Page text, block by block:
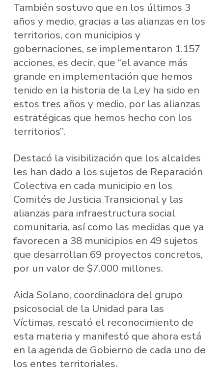
También sostuvo que en los últimos 3
años y medio, gracias a las alianzas en los
territorios, con municipios y
gobernaciones, se implementaron 1.157
acciones, es decir, que “el avance más
grande en implementación que hemos
tenido en la historia de la Ley ha sido en
estos tres años y medio, por las alianzas
estratégicas que hemos hecho con los
territorios”.
Destacó la visibilización que los alcaldes
les han dado a los sujetos de Reparación
Colectiva en cada municipio en los
Comités de Justicia Transicional y las
alianzas para infraestructura social
comunitaria, así como las medidas que ya
favorecen a 38 municipios en 49 sujetos
que desarrollan 69 proyectos concretos,
por un valor de $7.000 millones.
Aida Solano, coordinadora del grupo
psicosocial de la Unidad para las
Víctimas, rescató el reconocimiento de
esta materia y manifestó que ahora está
en la agenda de Gobierno de cada uno de
los entes territoriales.